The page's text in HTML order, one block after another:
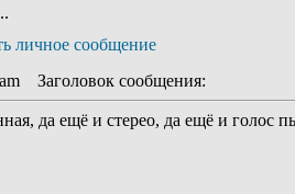
Заголовок сообщения:
да ещё и стерео, да ещё и